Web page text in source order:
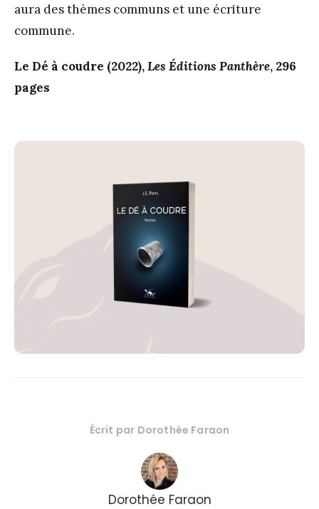
aura des thèmes communs et une écriture
commune.
Le Dé à coudre (2022),Les Éditions Panthère, 296
pages
Écrit par Dorothée Faraon
Dorothée Faraon